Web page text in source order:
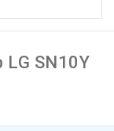
LG SN10Y